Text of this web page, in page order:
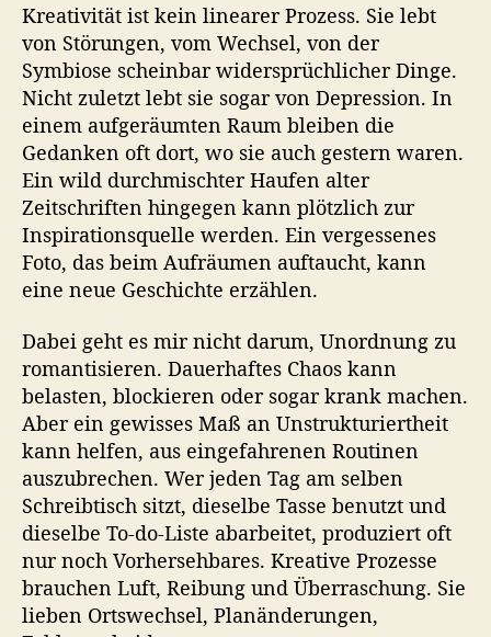
Kreativität ist kein linearer Prozess. Sie lebt
von Störungen, vom Wechsel, von der
Symbiose scheinbar widersprüchlicher Dinge.
Nicht zuletzt lebt sie sogar von Depression. In
einem aufgeräumten Raum bleiben die
Gedanken oft dort, wo sie auch gestern waren.
Ein wild durchmischter Haufen alter
Zeitschriften hingegen kann plötzlich zur
Inspirationsquelle werden. Ein vergessenes
Foto, das beim Aufräumen auftaucht, kann
eine neue Geschichte erzählen.
Dabei geht es mir nicht darum, Unordnung zu
romantisieren. Dauerhaftes Chaos kann
belasten, blockieren oder sogar krank machen.
Aber ein gewisses Maß an Unstrukturiertheit
kann helfen, aus eingefahrenen Routinen
auszubrechen. Wer jeden Tag am selben
Schreibtisch sitzt, dieselbe Tasse benutzt und
dieselbe To-do-Liste abarbeitet, produziert oft
nur noch Vorhersehbares. Kreative Prozesse
brauchen Luft, Reibung und Überraschung. Sie
lieben Ortswechsel, Planänderungen,